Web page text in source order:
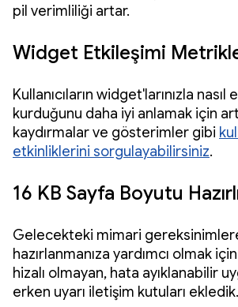
pil verimliliği artar.
Widget Etkileşimi
Kullanıcıların widget'larınızla nasıl
kurduğunu daha iyi anlamak için
kaydırmalar ve gösterimler gibi
etkinliklerini sorgulayabilirsiniz.
16 KB Sayfa Boyutu
Gelecekteki mimari
hazırlanmanıza yardımcı olmak
hizalı olmayan, hata ayıklanabilir
erken uyarı iletişim kutuları ekledik.